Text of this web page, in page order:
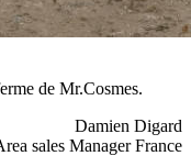
de Mr.Cosmes.
Damien Digard
sales Manager France